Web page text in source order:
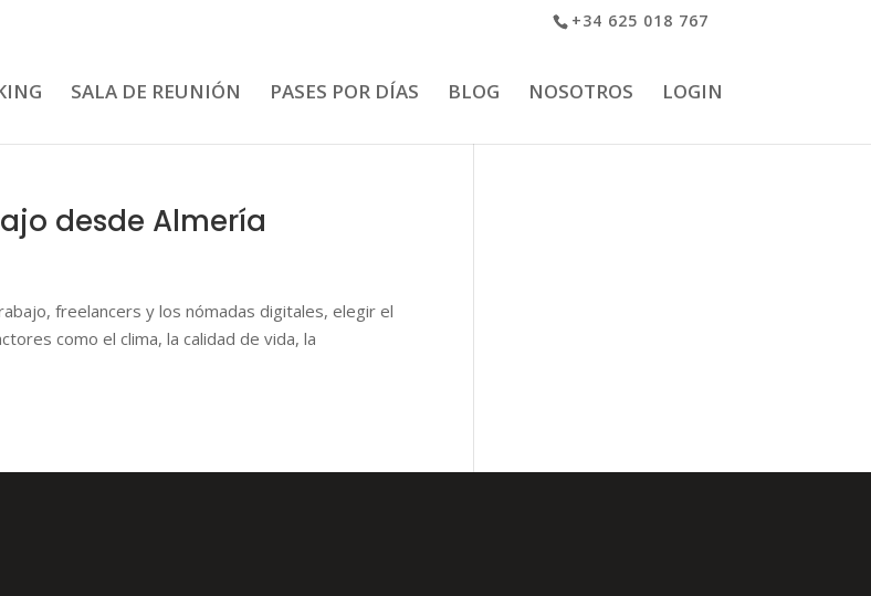
+34 625 018 767
SALA DE REUNIÓN PASES POR DÍAS BLOG NOSOTROS LOGIN
desde Almería
freelancers y los nómadas digitales, elegir el
como el clima, la calidad de vida, la